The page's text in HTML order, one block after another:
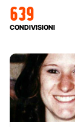
639
CONDIVISIONI